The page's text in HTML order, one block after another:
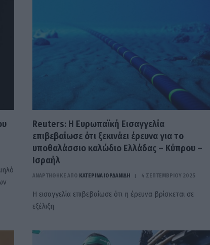
Reuters: Η Ευρωπαϊκή Εισαγγελία
επιβεβαίωσε ότι ξεκινάει έρευνα για το
υποθαλάσσιο καλώδιο Ελλάδας – Κύπρου –
Ισραήλ
ΑΝΑΡΤΗΘΗΚΕ ΑΠΟ ΚΑΤΕΡΊΝΑ ΙΟΡΔΑΝΊΔΗ 4 ΣΕΠΤΕΜΒΡΊΟΥ 2025
Η εισαγγελία επιβεβαίωσε ότι η έρευνα βρίσκεται σε
εξέλιξη